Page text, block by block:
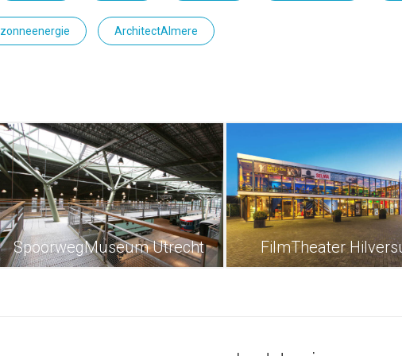
zonneenergie ArchitectAlmere
SpoorwegMuseum Utrecht FilmTheater